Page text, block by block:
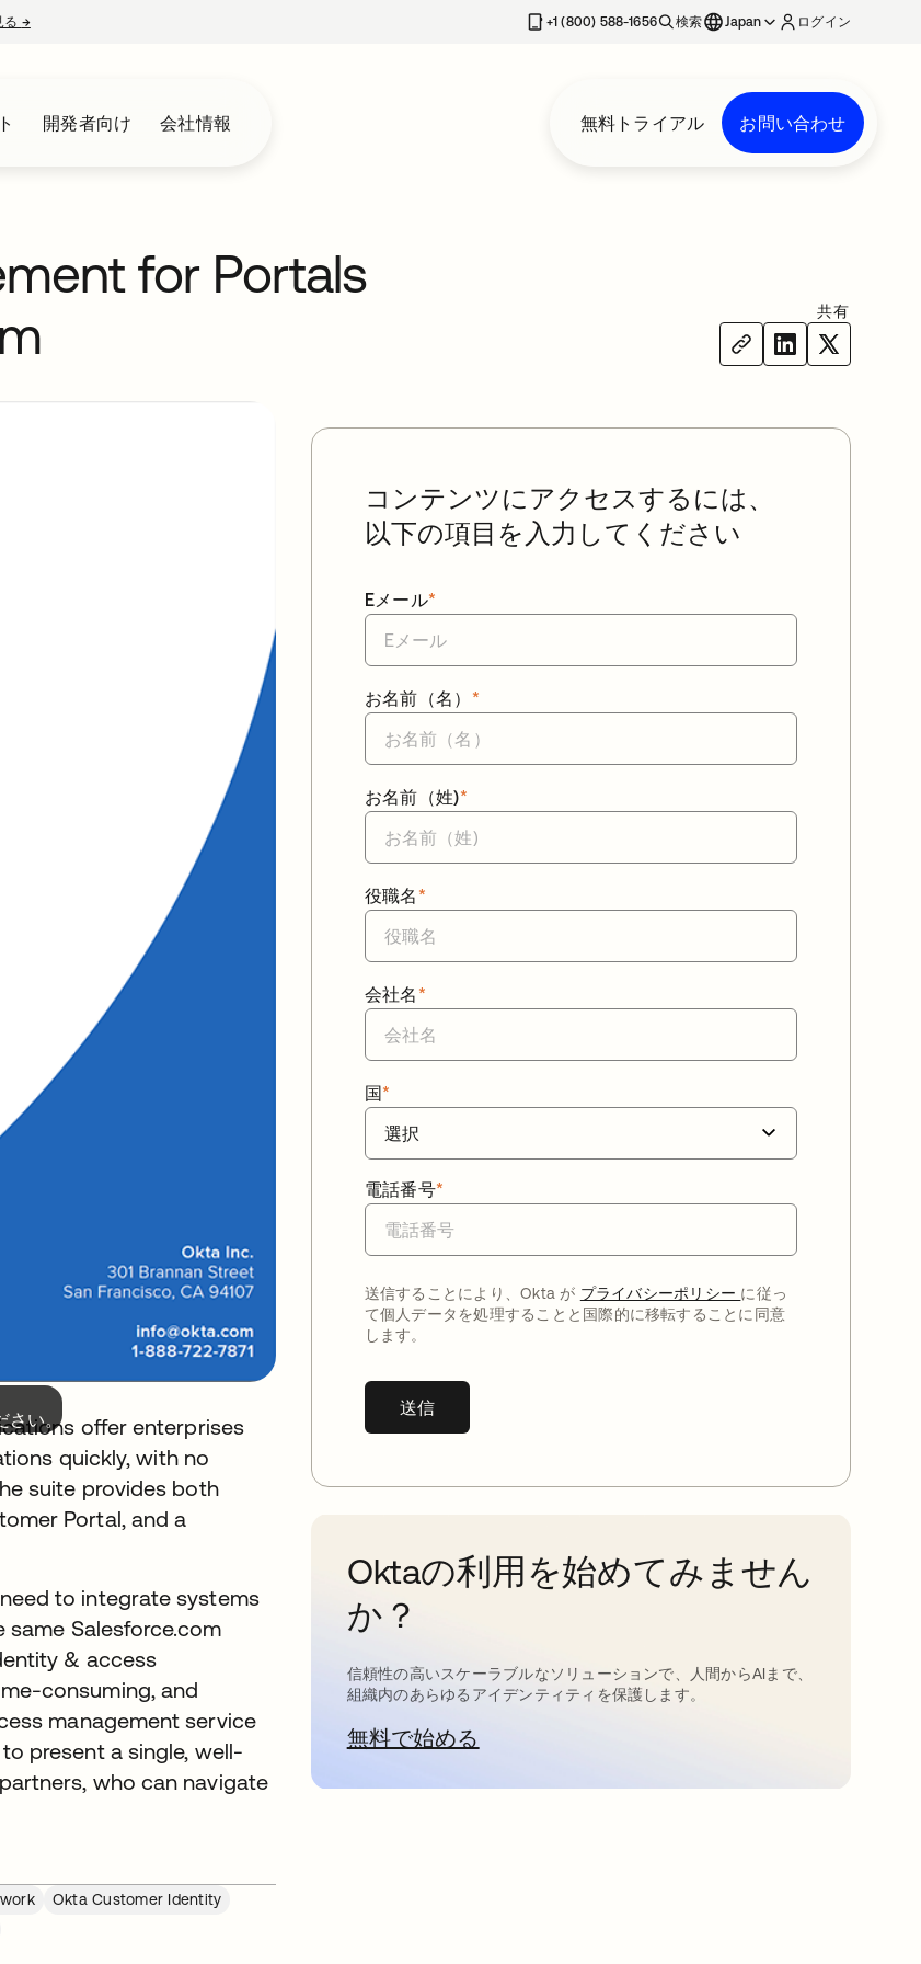
る →新しいタブで開く +1 (800) 588-1656 検索 Japan ログイン
開発者向け 会社情報 無料トライアル お問い合わせ
for Portals
共有
さい。
offer enterprises
quickly, with no
suite provides both
Portal, and a
to integrate systems
Salesforce.com
& access
consuming, and
management service
present a single, well-
who can navigate
Okta Customer Identity
コンテンツにアクセスするには、
以下の項目を入力してください
*
Eメール
*
お名前（名）
*
お名前（姓)
*
役職名
*
会社名
*
国
*
電話番号
送信することにより、Okta が プライバシーポリシー に従っ
て個人データを処理することと国際的に移転することに同意
します。
送信
Oktaの利用を始めてみません
か？
信頼性の高いスケーラブルなソリューションで、人間からAIまで、
組織内のあらゆるアイデンティティを保護します。
無料で始める新しいタブで開く